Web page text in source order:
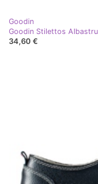
Goodin
Goodin Stilettos
34,60 €